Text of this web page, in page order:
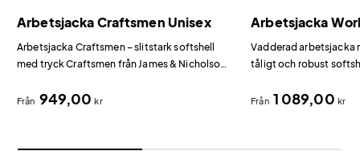
Arbetsjacka Craftsmen Unisex
Arbetsjacka Craftsmen – slitstark softshell
med tryck Craftsmen från James & Nicholson
tyg.
Från 949,00kr
Arbetsjacka
Vadderad arbetsjacka
tåligt och robust
släpper ut fukt.
Från 1 089,00 kr